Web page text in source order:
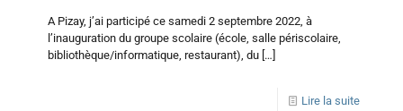
A Pizay, j’ai participé ce samedi 2 septembre 2022, à
l’inauguration du groupe scolaire (école, salle périscolaire,
bibliothèque/informatique, restaurant), du […]
Lire la suite